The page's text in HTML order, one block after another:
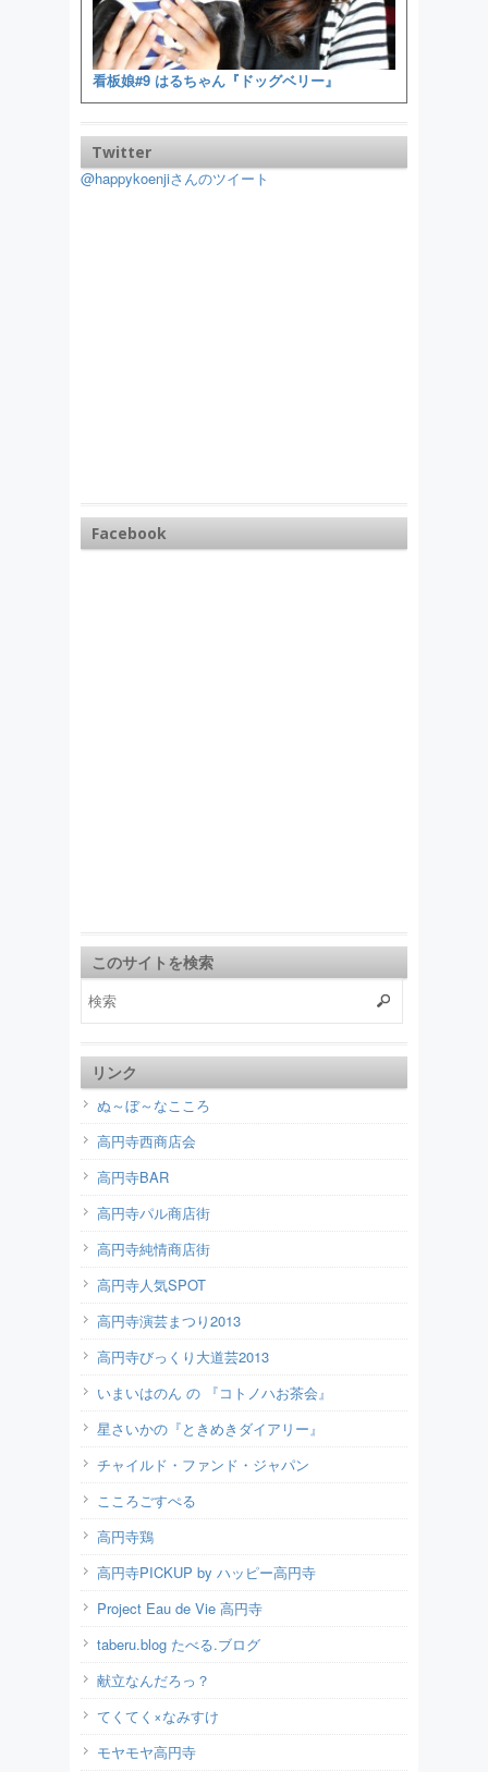
看板娘#9 はるちゃん『ドッグベリー』
Twitter
@happykoenjiさんのツイート
Facebook
このサイトを検索
リンク
ぬ～ぼ～なこころ
高円寺西商店会
高円寺BAR
高円寺パル商店街
高円寺純情商店街
高円寺人気SPOT
高円寺演芸まつり2013
高円寺びっくり大道芸2013
いまいはのん の 『コトノハお茶会』
星さいかの『ときめきダイアリー』
チャイルド・ファンド・ジャパン
こころごすぺる
高円寺鶏
高円寺PICKUP by ハッピー高円寺
Project Eau de Vie 高円寺
taberu.blog たべる.ブログ
献立なんだろっ？
てくてく×なみすけ
モヤモヤ高円寺